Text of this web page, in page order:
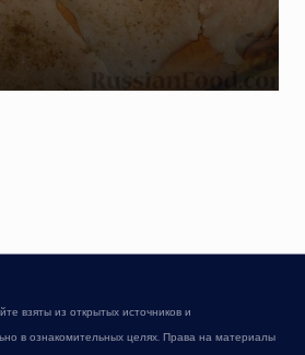
взяты из открытых источников и
в ознакомительных целях. Права на материалы